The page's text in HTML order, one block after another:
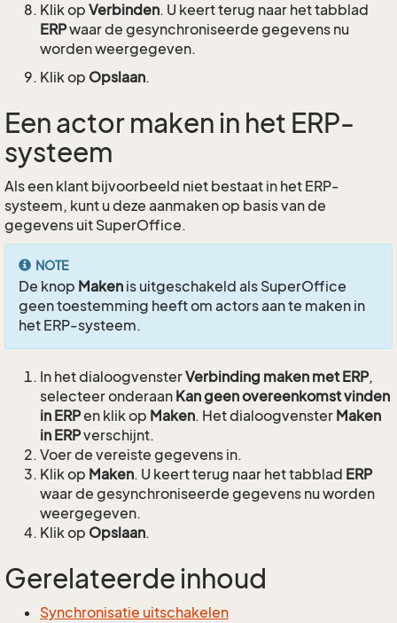
Klik op Verbinden. U keert terug naar het tabblad
ERPwaar de gesynchroniseerde gegevens nu
worden weergegeven.
Klik op Opslaan.
Een actor maken in het ERP-
systeem
Als een klant bijvoorbeeld niet bestaat in het ERP-
systeem, kunt u deze aanmaken op basis van de
gegevens uit SuperOffice.
NOTE
De knop Maken is uitgeschakeld als SuperOffice
geen toestemming heeft om actors aan te maken in
het ERP-systeem.
In het dialoogvensterVerbinding maken met ERP,
selecteer onderaan Kan geen overeenkomst vinden
in ERPen klik op Maken. Het dialoogvenster Maken
in ERPverschijnt.
Voer de vereiste gegevens in.
Klik op Maken. U keert terug naar het tabblad ERP
waar de gesynchroniseerde gegevens nu worden
weergegeven.
Klik op Opslaan.
Gerelateerde inhoud
Synchronisatie uitschakelen